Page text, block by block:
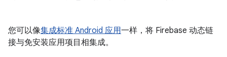
您可以像集成标准 Android 应用一样，将 Firebase 动态链
接与免安装应用项目相集成。